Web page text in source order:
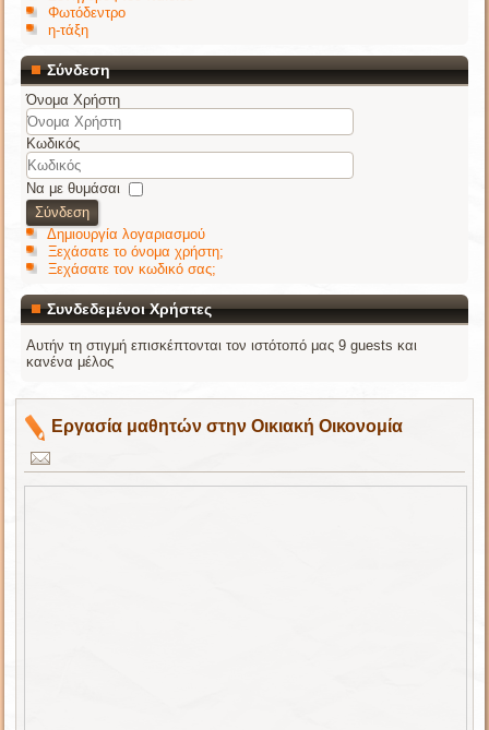
Φωτόδεντρο
η-τάξη
Σύνδεση
Όνομα Χρήστη
Κωδικός
Να με θυμάσαι
Σύνδεση
Δημιουργία λογαριασμού
Ξεχάσατε το όνομα χρήστη;
Ξεχάσατε τον κωδικό σας;
Συνδεδεμένοι Χρήστες
Αυτήν τη στιγμή επισκέπτονται τον ιστότοπό μας 9 guests και
κανένα μέλος
Εργασία μαθητών στην Οικιακή Οικονομία